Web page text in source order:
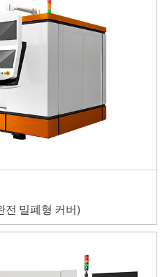
전 밀폐형 커버)